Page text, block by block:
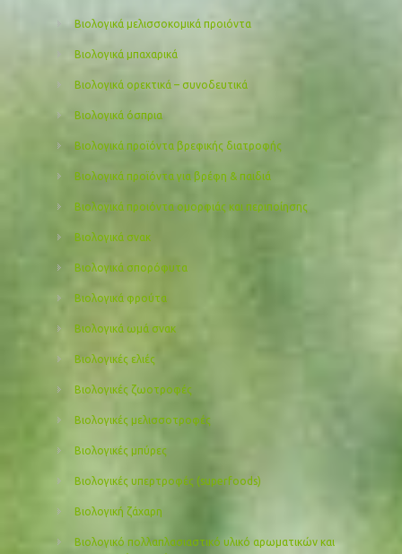
Βιολογικά μελισσοκομικά προιόντα
Βιολογικά μπαχαρικά
Βιολογικά ορεκτικά – συνοδευτικά
Βιολογικά όσπρια
Βιολογικά προϊόντα βρεφικής διατροφής
Βιολογικά προϊόντα για βρέφη & παιδιά
Βιολογικά προιόντα ομορφιάς και περιποίησης
Βιολογικά σνακ
Βιολογικά σπορόφυτα
Βιολογικά φρούτα
Βιολογικά ωμά σνακ
Βιολογικές ελιές
Βιολογικές ζωοτροφές
Βιολογικές μελισσοτροφές
Βιολογικές μπύρες
Βιολογικές υπερτροφές (superfoods)
Βιολογική ζάχαρη
Βιολογικό πολλαπλασιαστικό υλικό αρωματικών και